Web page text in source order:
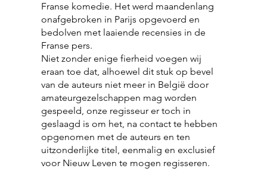
Franse komedie. Het werd maandenlang
onafgebroken in Parijs opgevoerd en
bedolven met laaiende recensies in de
Franse pers.
Niet zonder enige fierheid voegen wij
eraan toe dat, alhoewel dit stuk op bevel
van de auteurs niet meer in België door
amateurgezelschappen mag worden
gespeeld, onze regisseur er toch in
geslaagd is om het, na contact te hebben
opgenomen met de auteurs en ten
uitzonderlijke titel, eenmalig en exclusief
voor Nieuw Leven te mogen regisseren.